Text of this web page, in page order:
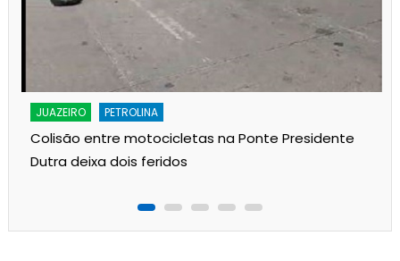
JUAZEIRO PETROLINA
Colisão entre motocicletas na Ponte Presidente
Dutra deixa dois feridos